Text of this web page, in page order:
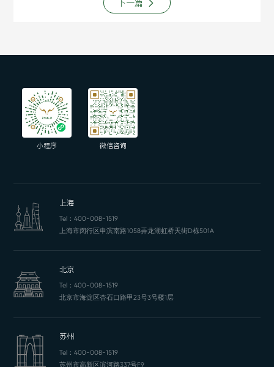
下一篇
小程序 微信咨询
上海
Tel： 400-008-1519
上海市闵行区申滨南路1058弄龙湖虹桥天街D栋501A
北京
Tel： 400-008-1519
北京市海淀区杏石口路甲23号3号楼1层
苏州
Tel： 400-008-1519
苏州市高新区滨河路337号F9